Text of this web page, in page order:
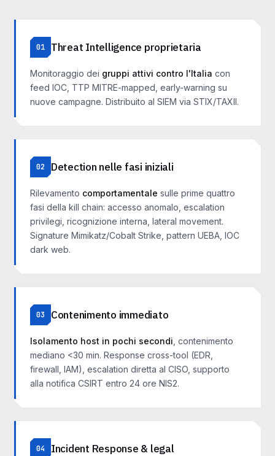
01 Threat Intelligence proprietaria
Monitoraggio dei gruppi attivi contro l'Italia con
feed IOC, TTP MITRE-mapped, early-warning su
nuove campagne. Distribuito al SIEM via STIX/TAXII.
02 Detection nelle fasi iniziali
Rilevamento comportamentale sulle prime quattro
fasi della kill chain: accesso anomalo, escalation
privilegi, ricognizione interna, lateral movement.
Signature Mimikatz/Cobalt Strike, pattern UEBA, IOC
dark web.
03 Contenimento immediato
Isolamento host in pochi secondi , contenimento
mediano <30 min. Response cross-tool (EDR,
firewall, IAM), escalation diretta al CISO, supporto
alla notifica CSIRT entro 24 ore NIS2.
04 Incident Response & legal